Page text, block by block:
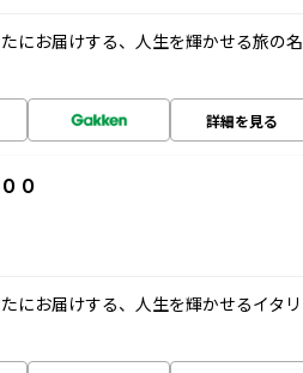
にお届けする、人生を輝かせる旅の名
詳細を見る
０
にお届けする、人生を輝かせるイタリ